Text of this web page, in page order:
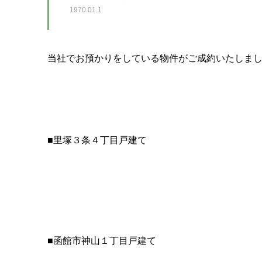
1970.01.1
当社でお預かりをしている物件がご成約いたしま
■里塚３条４丁目戸建て
■函館市神山１丁目戸建て